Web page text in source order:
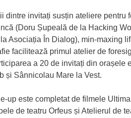
dintre invitați susțin ateliere pentru
(Doru Șupeală de la Hacking
Asociația În Dialog), min-maxing
facilitează primul atelier de
a 20 de invitați din orașele
și Sânnicolau Mare la Vest.
up este completat de filmele
de teatru Orfeus și Atelierul de